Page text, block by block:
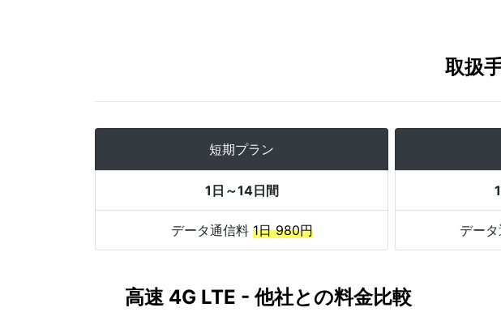
取扱
短期プラン
1日～14日間
データ通信料 1日 980円 デー
高速 4G LTE - 他社との料金比較